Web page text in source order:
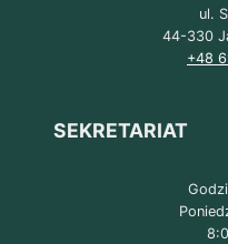
ul.
44-330
+48
SEKRETARIAT